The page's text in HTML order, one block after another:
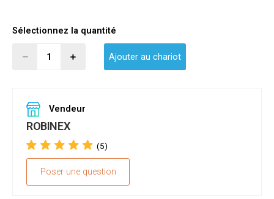
Sélectionnez la quantité
Ajouter au chariot
Vendeur
ROBINEX
(5)
Poser une question